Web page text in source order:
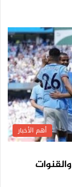
أهم الأخبار
مباريات اليوم السبت 30-12-2023 والقنوات